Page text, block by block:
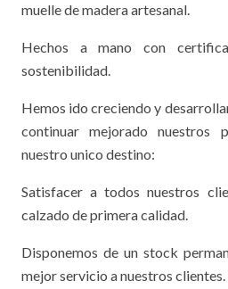
muelle de madera artesanal.
Hechos a mano con
sostenibilidad.
Hemos ido creciendo y
continuar mejorado nuestros
nuestro unico destino:
Satisfacer a todos nuestros
calzado de primera calidad.
Disponemos de un stock
mejor servicio a nuestros clientes.